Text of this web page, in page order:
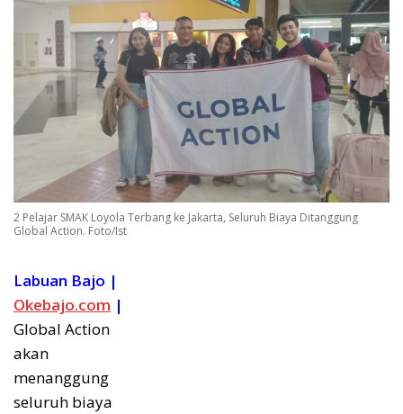
2 Pelajar SMAK Loyola Terbang ke Jakarta, Seluruh Biaya Ditanggung
Global Action. Foto/Ist
Labuan Bajo |
Okebajo.com |
Global Action
akan
menanggung
seluruh biaya